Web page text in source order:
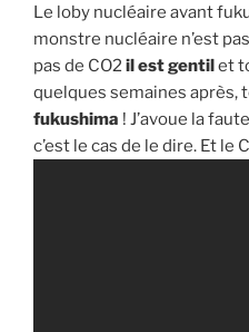
Le loby nucléaire avant
monstre nucléaire n’est
pas de CO2il est gentilet
quelques semaines après,
fukushima ! J’avoue la
c’est le cas de le dire. Et le